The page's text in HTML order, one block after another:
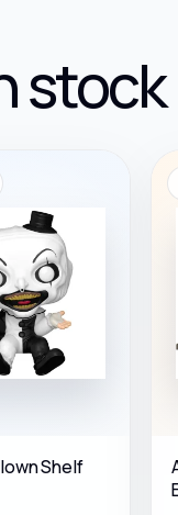
stock
Shelf